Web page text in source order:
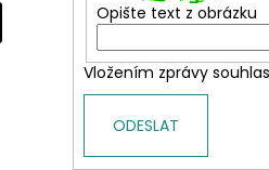
Opište text z obrázku
Vložením zprávy
ODESLAT